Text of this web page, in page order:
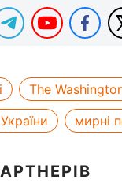
The
мирні